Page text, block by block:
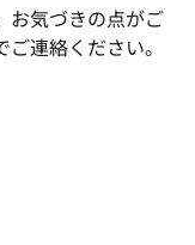
お気づきの点がご
連絡ください。